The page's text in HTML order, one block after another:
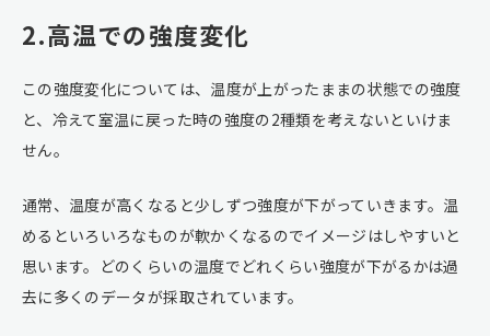
2.高温での強度変化
この強度変化については、温度が上がったままの状態での強度
と、冷えて室温に戻った時の強度の2種類を考えないといけま
せん。
通常、温度が高くなると少しずつ強度が下がっていきます。温
めるといろいろなものが軟かくなるのでイメージはしやすいと
思います。どのくらいの温度でどれくらい強度が下がるかは過
去に多くのデータが採取されています。